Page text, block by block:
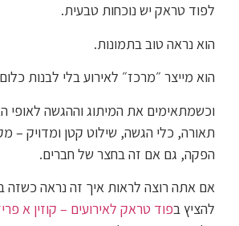
לפוד טראק יש נוכחות טבעית.
הוא נראה טוב בתמונות.
הוא מייצר ״מרכז״ לאירוע בלי לבנות
וכשמתאימים את המיתוג וההגשה לאופי
תאורה, כלי הגשה, שילוט קטן ומדויק –
הפקה, גם אם זה בחצר של חברים.
אם אתה רוצה לראות איך זה נראה כשזה
להציץ בפוד טראק לאירועים – קוזין א